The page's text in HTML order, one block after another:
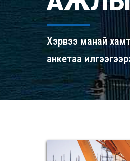
Хэрвээ манай
анкетаа